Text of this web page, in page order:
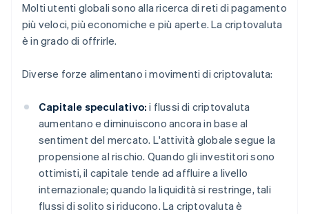
Molti utenti globali sono alla ricerca di reti di pagamento
più veloci, più economiche e più aperte. La criptovaluta
è in grado di offrirle.
Diverse forze alimentano i movimenti di criptovaluta:
Capitale speculativo: i flussi di criptovaluta
aumentano e diminuiscono ancora in base al
sentiment del mercato. L'attività globale segue la
propensione al rischio. Quando gli investitori sono
ottimisti, il capitale tende ad affluire a livello
internazionale; quando la liquidità si restringe, tali
flussi di solito si riducono. La criptovaluta è